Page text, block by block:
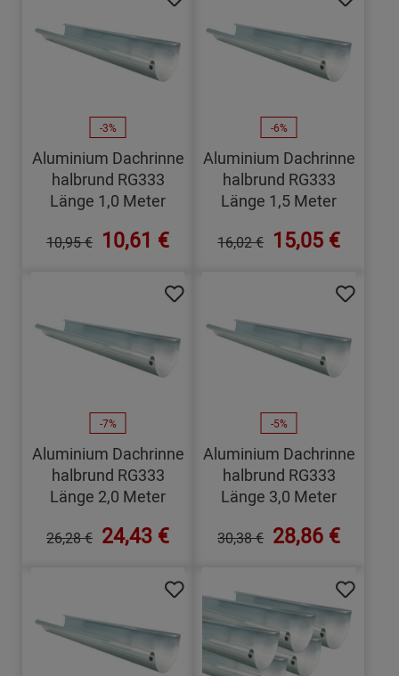
-3%
Aluminium Dachrinne
halbrund RG333
Länge 1,0 Meter
10,95 € 10,61 €
-6%
Aluminium Dachrinne
halbrund RG333
Länge 1,5 Meter
16,02 € 15,05 €
-7%
Aluminium Dachrinne
halbrund RG333
Länge 2,0 Meter
26,28 € 24,43 €
-5%
Aluminium Dachrinne
halbrund RG333
Länge 3,0 Meter
30,38 € 28,86 €